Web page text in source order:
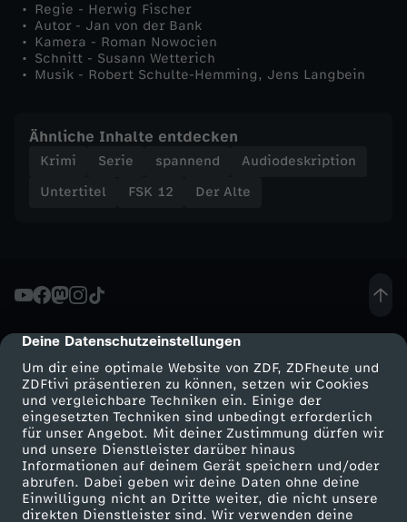
cmp-dialog-description
Deine Datenschutzeinstellungen
Um dir eine optimale Website von ZDF, ZDFheute und
ZDFtivi präsentieren zu können, setzen wir Cookies
und vergleichbare Techniken ein. Einige der
eingesetzten Techniken sind unbedingt erforderlich
für unser Angebot. Mit deiner Zustimmung dürfen wir
und unsere Dienstleister darüber hinaus
Informationen auf deinem Gerät speichern und/oder
abrufen. Dabei geben wir deine Daten ohne deine
Einwilligung nicht an Dritte weiter, die nicht unsere
direkten Dienstleister sind. Wir verwenden deine
Regie - Herwig Fischer
Autor - Jan von der Bank
Kamera - Roman Nowocien
Schnitt - Susann Wetterich
Musik - Robert Schulte-Hemming, Jens Langbein
Ähnliche Inhalte entdecken
Krimi Serie spannend
Audiodeskription
Untertitel
FSK 12 Der Alte
Mehr ZDF
ZDF-Apps
Smart TV
Service
ZDFmitreden
Kontakt zum ZDF